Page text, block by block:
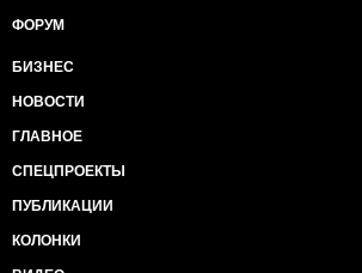
ФОРУМ
БИЗНЕС
НОВОСТИ
ГЛАВНОЕ
СПЕЦПРОЕКТЫ
ПУБЛИКАЦИИ
КОЛОНКИ